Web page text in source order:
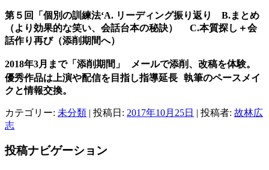
第５回「個別の訓練法‘A. リーディング振り返り B.まとめ
（より効果的な笑い、会話台本の秘訣） C.本質探し＋会
話作り再び（添削期間へ）
2018年3月まで「添削期間」 メールで添削、改稿を体験。
優秀作品は上演や配信を目指し指導延長 執筆のペースメイ
クと情報交換。
カテゴリー: 未分類 | 投稿日: 2017年10月25日 | 投稿者: 故林広
志
投稿ナビゲーション